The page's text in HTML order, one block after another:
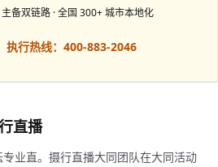
主备双链路 · 全国 300+ 城市本地化
执行热线：400-883-2046
直播
业直。摄行直播大同团队在大同活动